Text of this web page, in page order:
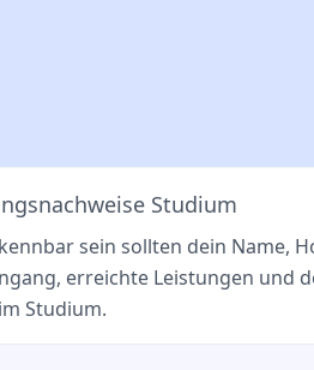
Studium
sein sollten dein Name,
erreichte Leistungen und
Studium.